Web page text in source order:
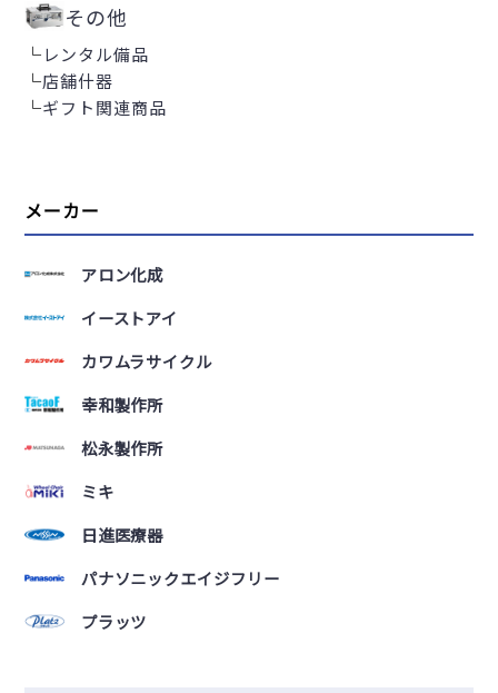
その他
└レンタル備品
└店舗什器
└ギフト関連商品
メーカー
アロン化成
イーストアイ
カワムラサイクル
幸和製作所
松永製作所
ミキ
日進医療器
パナソニックエイジフリー
プラッツ